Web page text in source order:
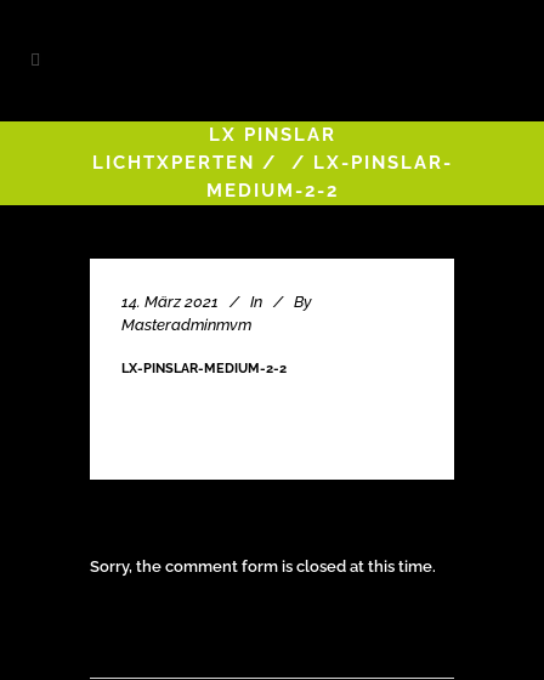
LX PINSLAR
LICHTXPERTEN / / LX-PINSLAR-
MEDIUM-2-2
14. März 2021 In
By
Masteradminmvm
LX-PINSLAR-MEDIUM-2-2
Sorry, the comment form is closed at this time.